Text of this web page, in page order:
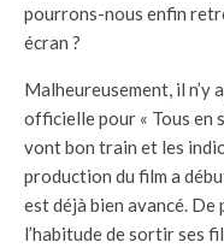
pourrons-nous enfin
écran ?
Malheureusement, il n’y
officielle pour « Tous en
vont bon train et les
production du film a
est déjà bien avancé.
l’habitude de sortir ses